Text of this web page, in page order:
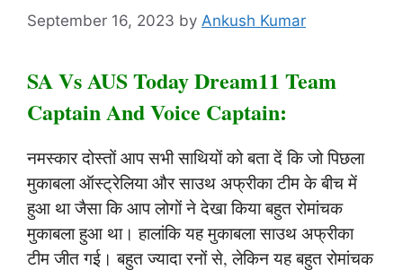
September 16, 2023 by Ankush Kumar
SA Vs AUS Today Dream11 Team
Captain And Voice Captain:
नमस्कार दोस्तों आप सभी साथियों को बता दें कि जो पिछला
मुकाबला ऑस्ट्रेलिया और साउथ अफ्रीका टीम के बीच में
हुआ था जैसा कि आप लोगों ने देखा किया बहुत रोमांचक
मुकाबला हुआ था। हालांकि यह मुकाबला साउथ अफ्रीका
टीम जीत गई। बहुत ज्यादा रनों से, लेकिन यह बहुत रोमांचक